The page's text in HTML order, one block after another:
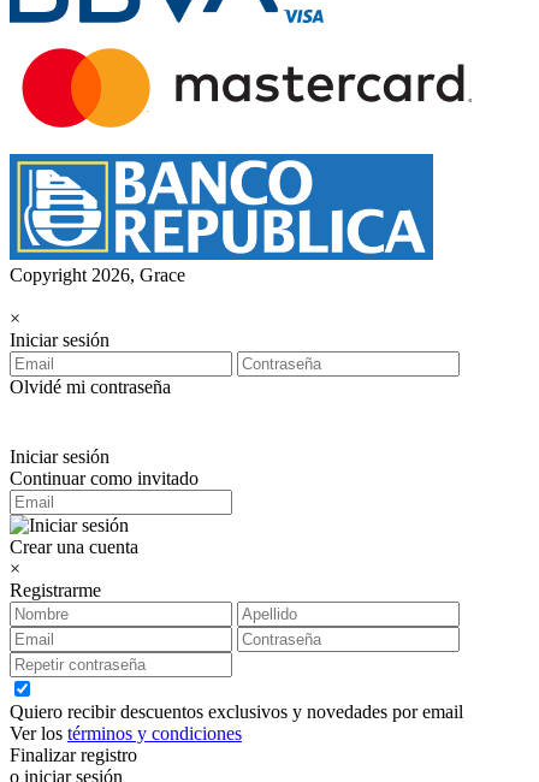
Copyright 2026, Grace
×
Iniciar sesión
Olvidé mi contraseña
Iniciar sesión
Continuar como invitado
Crear una cuenta
×
Registrarme
Quiero recibir descuentos exclusivos y novedades por email
Ver los términos y condiciones
Finalizar registro
o iniciar sesión